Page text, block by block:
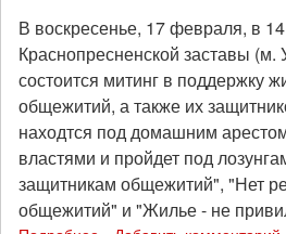
экстрадиции"
В воскресенье, 17 февраля, в
Краснопресненской заставы (м.
состоится митинг в поддержку
общежитий, а также их
находтся под домашним
властями и пройдет под
защитникам общежитий", "Нет
общежитий" и "Жилье - не